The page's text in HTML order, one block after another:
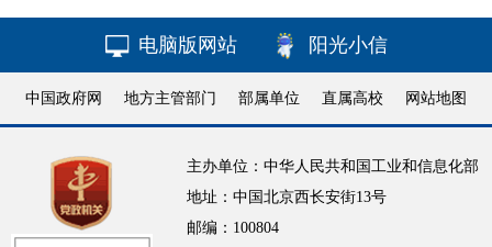
电脑版网站 阳光小信
中国政府网 地方主管部门 部属单位 直属高校 网站地图
主办单位：中华人民共和国工业和信息化部
地址：中国北京西长安街13号
邮编：100804